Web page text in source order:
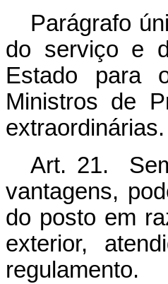
Parágrafo
do serviço e
Estado para
Ministros de
extraordinárias.
Art. 21.
vantagens,
do posto em
exterior,
regulamento.